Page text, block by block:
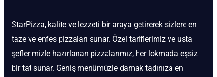
StarPizza, kalite ve lezzeti bir araya getirerek sizlere en
taze ve enfes pizzaları sunar. Özel tariflerimiz ve usta
şeflerimizle hazırlanan pizzalarımız, her lokmada eşsiz
bir tat sunar. Geniş menümüzle damak tadınıza en